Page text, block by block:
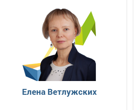
Елена Ветлужских